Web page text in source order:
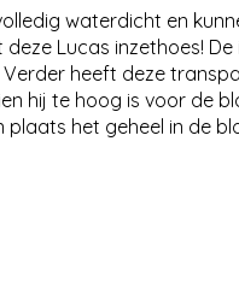
waterdicht en
Lucas inzethoes!
heeft deze
hij te hoog is voor de
het geheel in de